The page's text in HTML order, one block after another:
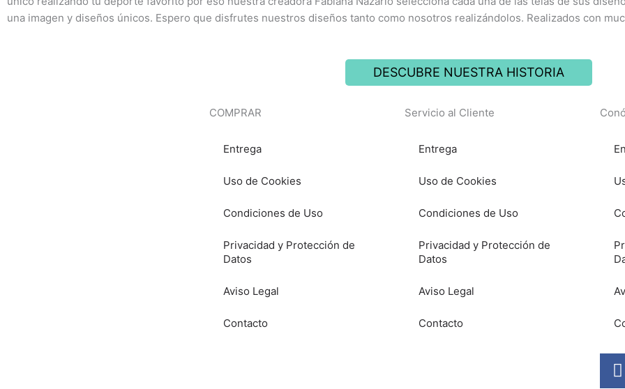
una imagen y diseños únicos. Espero que disfrutes nuestros diseños tanto como nosotros realizándolos. Realizados con
DESCUBRE NUESTRA HISTORIA
COMPRAR
Entrega
Uso de Cookies
Condiciones de Uso
Privacidad y Protección de
Datos
Aviso Legal
Contacto
Servicio al Cliente
Entrega
Uso de Cookies
Condiciones de Uso
Privacidad y Protección de
Datos
Aviso Legal
Contacto